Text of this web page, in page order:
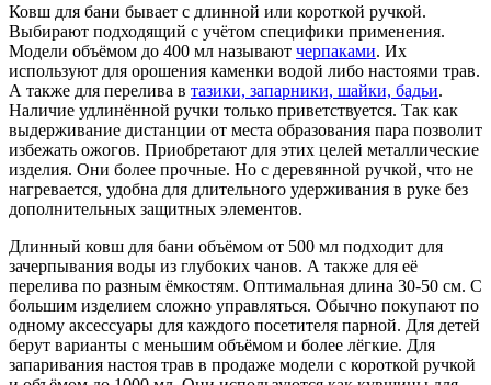
Ковш для бани бывает с длинной или короткой ручкой.
Выбирают подходящий с учётом специфики применения.
Модели объёмом до 400 мл называют черпаками. Их
используют для орошения каменки водой либо настоями трав.
А также для перелива в тазики, запарники, шайки, бадьи.
Наличие удлинённой ручки только приветствуется. Так как
выдерживание дистанции от места образования пара позволит
избежать ожогов. Приобретают для этих целей металлические
изделия. Они более прочные. Но с деревянной ручкой, что не
нагревается, удобна для длительного удерживания в руке без
дополнительных защитных элементов.
Длинный ковш для бани объёмом от 500 мл подходит для
зачерпывания воды из глубоких чанов. А также для её
перелива по разным ёмкостям. Оптимальная длина 30-50 см. С
большим изделием сложно управляться. Обычно покупают по
одному аксессуары для каждого посетителя парной. Для детей
берут варианты с меньшим объёмом и более лёгкие. Для
запаривания настоя трав в продаже модели с короткой ручкой